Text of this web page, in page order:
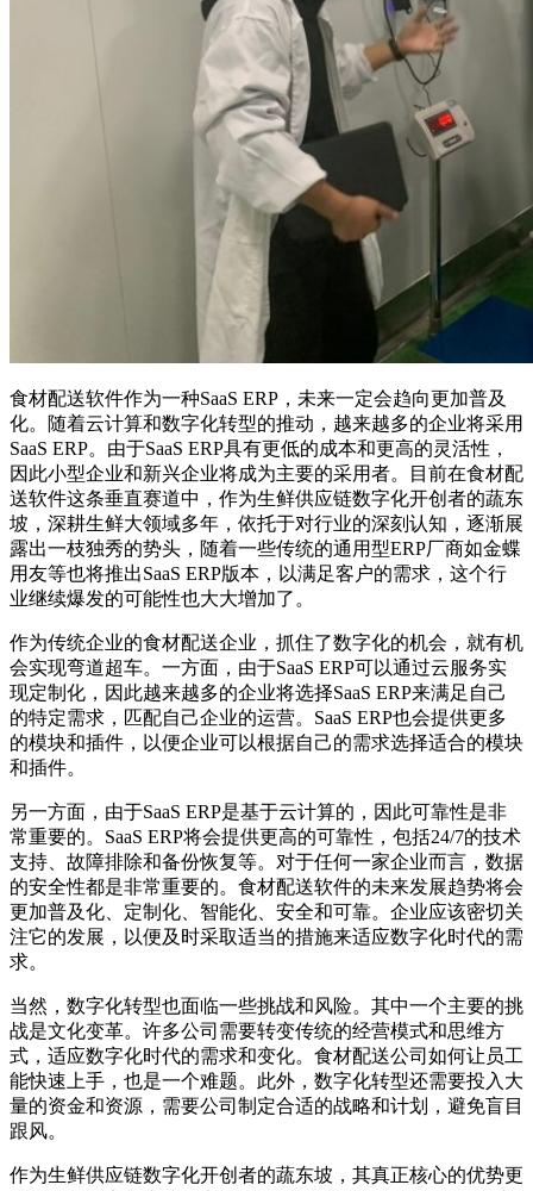
食材配送软件作为一种SaaS ERP，未来一定会趋向更加普及
化。随着云计算和数字化转型的推动，越来越多的企业将采用
SaaS ERP。由于SaaS ERP具有更低的成本和更高的灵活性，
因此小型企业和新兴企业将成为主要的采用者。目前在食材配
送软件这条垂直赛道中，作为生鲜供应链数字化开创者的蔬东
坡，深耕生鲜大领域多年，依托于对行业的深刻认知，逐渐展
露出一枝独秀的势头，随着一些传统的通用型ERP厂商如金蝶
用友等也将推出SaaS ERP版本，以满足客户的需求，这个行
业继续爆发的可能性也大大增加了。
作为传统企业的食材配送企业，抓住了数字化的机会，就有机
会实现弯道超车。一方面，由于SaaS ERP可以通过云服务实
现定制化，因此越来越多的企业将选择SaaS ERP来满足自己
的特定需求，匹配自己企业的运营。SaaS ERP也会提供更多
的模块和插件，以便企业可以根据自己的需求选择适合的模块
和插件。
另一方面，由于SaaS ERP是基于云计算的，因此可靠性是非
常重要的。SaaS ERP将会提供更高的可靠性，包括24/7的技术
支持、故障排除和备份恢复等。对于任何一家企业而言，数据
的安全性都是非常重要的。食材配送软件的未来发展趋势将会
更加普及化、定制化、智能化、安全和可靠。企业应该密切关
注它的发展，以便及时采取适当的措施来适应数字化时代的需
求。
当然，数字化转型也面临一些挑战和风险。其中一个主要的挑
战是文化变革。许多公司需要转变传统的经营模式和思维方
式，适应数字化时代的需求和变化。食材配送公司如何让员工
能快速上手，也是一个难题。此外，数字化转型还需要投入大
量的资金和资源，需要公司制定合适的战略和计划，避免盲目
跟风。
作为生鲜供应链数字化开创者的蔬东坡，其真正核心的优势更